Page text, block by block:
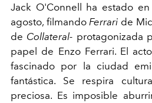
Jack O'Connell ha estado
agosto, filmando Ferrari de
de Collateral- protagonizada
papel de Enzo Ferrari. El
fascinado por la ciudad
fantástica. Se respira
preciosa. Es imposible